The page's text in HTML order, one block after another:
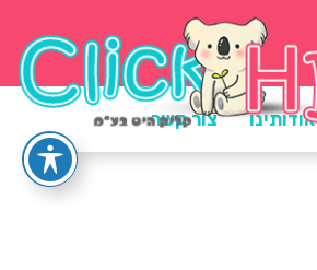
אודותינו צור קשר